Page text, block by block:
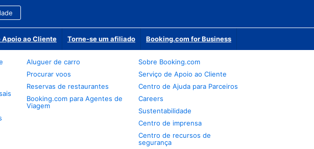
Apoio ao Cliente Torne-se um afiliado Booking.com for Business
Aluguer de carro
Procurar voos
Reservas de restaurantes
Booking.com para Agentes de
Viagem
Sobre Booking.com
Serviço de Apoio ao Cliente
Centro de Ajuda para Parceiros
Careers
Sustentabilidade
Centro de imprensa
Centro de recursos de
segurança